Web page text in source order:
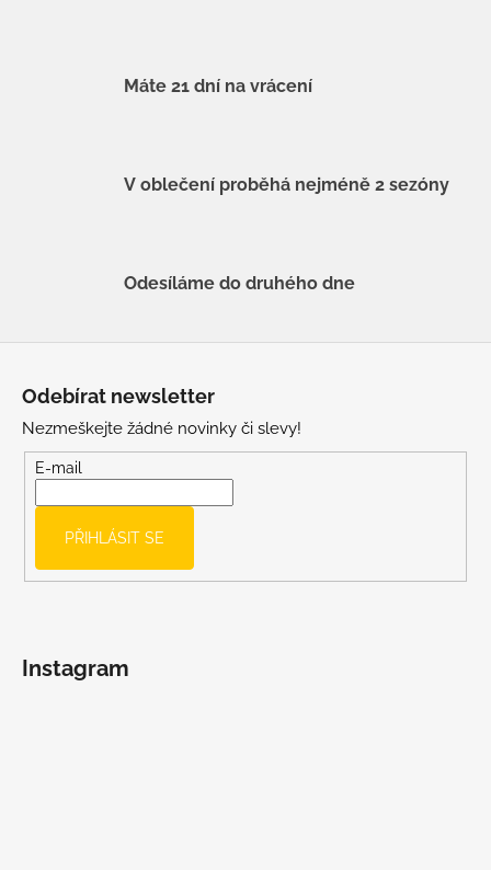
Máte 21 dní na vrácení
V oblečení proběhá nejméně 2 sezóny
Odesíláme do druhého dne
Odebírat newsletter
Nezmeškejte žádné novinky či slevy!
E-mail
PŘIHLÁSIT SE
Instagram